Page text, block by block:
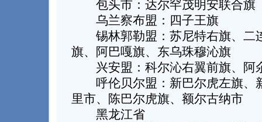
包头市：达尔罕茂明安联合旗
乌兰察布盟：四子王旗
锡林郭勒盟：苏尼特右旗、二
旗、阿巴嘎旗、东乌珠穆沁旗
兴安盟：科尔沁右翼前旗、阿
呼伦贝尔盟：新巴尔虎左旗、
里市、陈巴尔虎旗、额尔古纳市
黑龙江省